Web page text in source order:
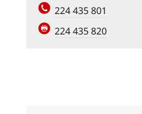
224 435 801
224 435 820